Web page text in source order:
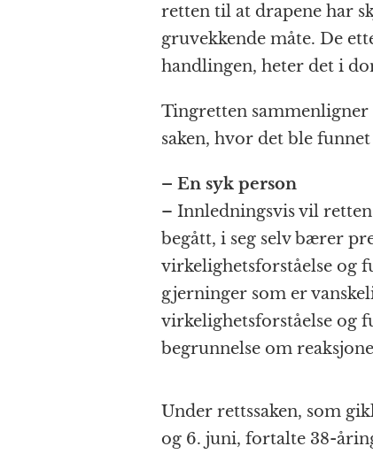
retten til at drapene har
gruvekkende måte. De
handlingen, heter det i
Tingretten sammenligner
saken, hvor det ble
– En syk person
– Innledningsvis vil
begått, i seg selv bærer
virkelighetsforståelse og
gjerninger som er
virkelighetsforståelse og
begrunnelse om
Under rettssaken, som
og 6. juni, fortalte 38-